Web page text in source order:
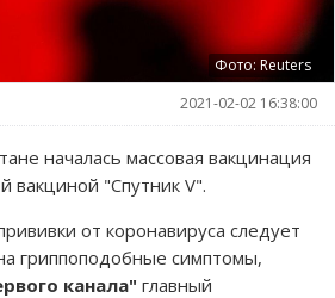
Фото: Reuters
2021-02-02 16:38:00
началась массовая вакцинация
вакциной "Спутник V".
от коронавируса следует
гриппоподобные симптомы,
канала" главный